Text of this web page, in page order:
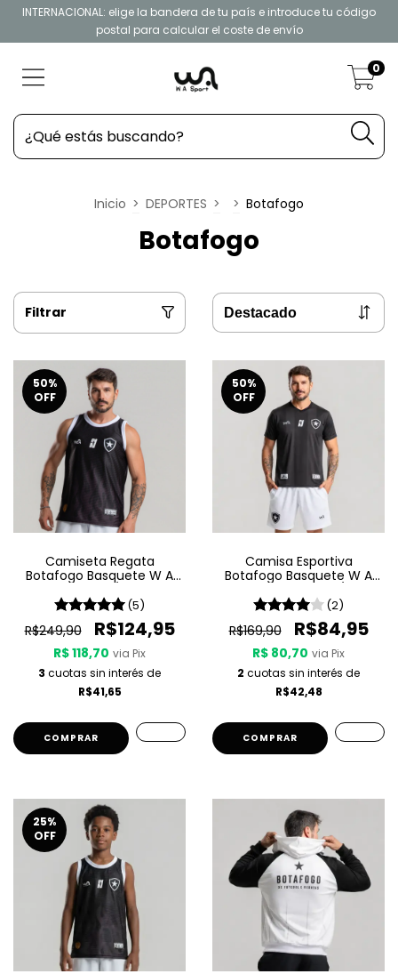
INTERNACIONAL: elige la bandera de tu país e introduce tu código
postal para calcular el coste de envío
0
Inicio > DEPORTES > > Botafogo
Botafogo
Filtrar
50%
OFF
Camiseta Regata
Botafogo Basquete W A
(5)
R$249,90 R$124,95
R$ 118,70 via Pix
3 cuotas sin interés de
R$41,65
COMPRAR
50%
OFF
Camisa Esportiva
Botafogo Basquete W A
Preta
(2)
R$169,90 R$84,95
R$ 80,70 via Pix
2 cuotas sin interés de
R$42,48
COMPRAR
25%
OFF